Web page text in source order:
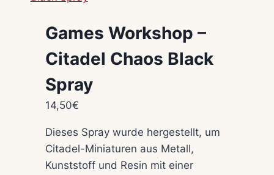
Games Workshop –
Citadel Chaos Black
Spray
14,50€
Dieses Spray wurde hergestellt, um
Citadel-Miniaturen aus Metall,
Kunststoff und Resin mit einer